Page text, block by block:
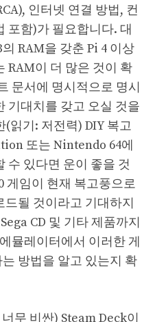
인터넷 연결 방법, 컨
포함)가 필요합니다. 대
RAM을 갖춘 Pi 4 이상
RAM이 더 많은 것이 확
문서에 명시적으로 명시
기대치를 갖고 오실 것을
읽기: 저전력) DIY 복고
또는 Nintendo 64에
수 있다면 운이 좋을 것
게임이 현재 복고풍으로
될 것이라고 기대하지
CD 및 기타 제품까지
뮬레이터에서 이러한 게
방법을 알고 있는지 확
무 비싼) Steam Deck이